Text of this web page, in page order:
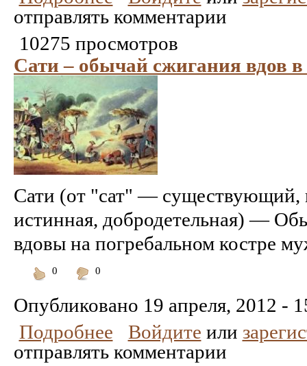
отправлять комментарии
10275 просмотров
Сати – обычай сжигания вдов
Сати (от "сат" —
истинная, добродетельная) —
вдовы на погребальном костре
0
0
Опубликовано 19 апреля, 2012 -
Подробнее
Войдите или
отправлять комментарии